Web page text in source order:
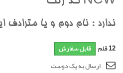
ندارد : نام دوم و يا مترادف
12قلم قابل سفارش
ارسال به یک دوست